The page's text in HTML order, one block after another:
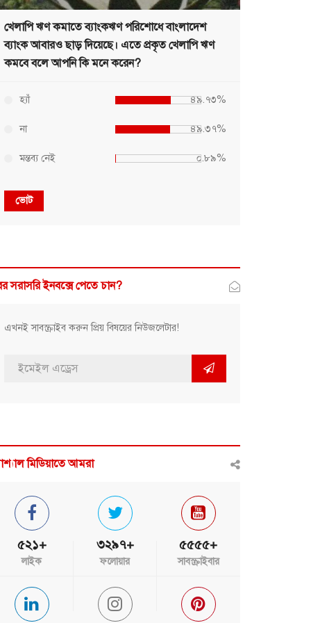
খেলাপি ঋণ কমাতে ব্যাংকঋণ পরিশোধে বাংলাদেশ
ব্যাংক আবারও ছাড় দিয়েছে। এতে প্রকৃত খেলাপি ঋণ
কমবে বলে আপনি কি মনে করেন?
হ্যাঁ ৪৯.৭৩%
না ৪৯.৩৭%
মন্তব্য নেই ০.৮৯%
ভোট
সরাসরি ইনবক্সে পেতে চান?
এখনই সাবস্ক্রাইব করুন প্রিয় বিষয়ের নিউজলেটার!
মিডিয়াতে আমরা
৫২১+
লাইক
৩২৯৭+
ফলোয়ার
৫৫৫৫+
সাবস্ক্রাইবার